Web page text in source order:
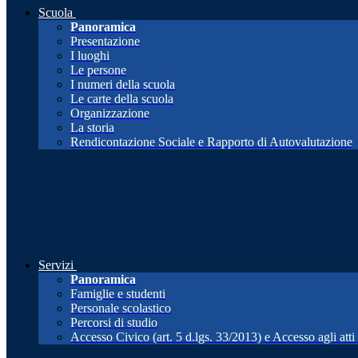
Scuola
Panoramica
Presentazione
I luoghi
Le persone
I numeri della scuola
Le carte della scuola
Organizzazione
La storia
Rendicontazione Sociale e Rapporto di Autovalutazione
Servizi
Panoramica
Famiglie e studenti
Personale scolastico
Percorsi di studio
Accesso Civico (art. 5 d.lgs. 33/2013) e Accesso agli